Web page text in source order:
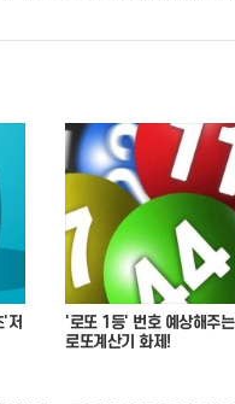
저
'로또 1등' 번호 예상해주는
로또계산기 화제!